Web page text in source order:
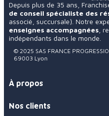
Depuis plus de 35 ans,
de conseil spécialiste des
associé, succursale). Notre
enseignes accompagnées,
indépendants dans le monde.
© 2025 SAS FRANCE
69003 Lyon
À propos
Nos clients